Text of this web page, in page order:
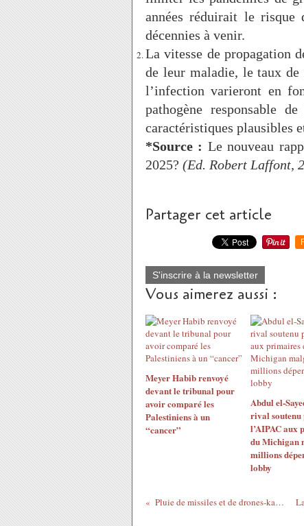
années réduirait le risque
décennies à venir.
La vitesse de propagation
de leur maladie, le taux
l’infection varieront en
pathogène responsable
caractéristiques plausibles
*Source : Le nouveau
2025? (Ed. Robert Laffont,
Partager cet article
S'inscrire à la newsletter
Vous aimerez aussi :
Meyer Habib renvoyé
devant le tribunal pour
avoir comparé les
Palestiniens à un
“cancer”
Abdul el-
rival soutenu
l’AIPAC aux
du Michigan
millions
lobby
Pluie de missiles et de drones-kamikaze sur l’Arabie saoudite